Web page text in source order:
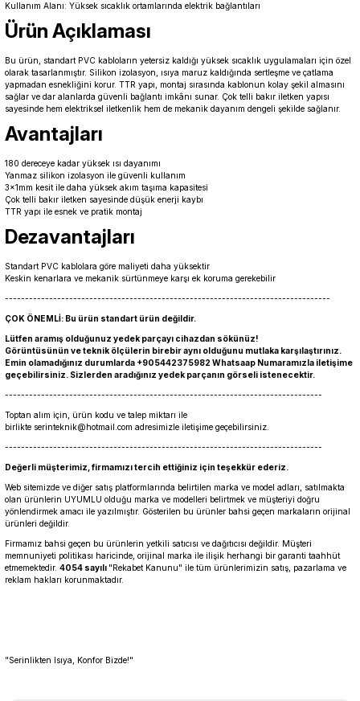
Kullanım Alanı: Yüksek sıcaklık ortamlarında elektrik bağlantıları
Ürün Açıklaması
Bu ürün, standart PVC kabloların yetersiz kaldığı yüksek sıcaklık uygulamaları için özel
olarak tasarlanmıştır. Silikon izolasyon, ısıya maruz kaldığında sertleşme ve çatlama
yapmadan esnekliğini korur. TTR yapı, montaj sırasında kablonun kolay şekil almasını
sağlar ve dar alanlarda güvenli bağlantı imkânı sunar. Çok telli bakır iletken yapısı
sayesinde hem elektriksel iletkenlik hem de mekanik dayanım dengeli şekilde sağlanır.
Avantajları
180 dereceye kadar yüksek ısı dayanımı
Yanmaz silikon izolasyon ile güvenli kullanım
3x1mm kesit ile daha yüksek akım taşıma kapasitesi
Çok telli bakır iletken sayesinde düşük enerji kaybı
TTR yapı ile esnek ve pratik montaj
Dezavantajları
Standart PVC kablolara göre maliyeti daha yüksektir
Keskin kenarlara ve mekanik sürtünmeye karşı ek koruma gerekebilir
---------------------------------------------------------------------------------
ÇOK ÖNEMLİ: Bu ürün standart ürün değildir.
Lütfen aramış olduğunuz yedek parçayı cihazdan sökünüz!
Görüntüsünün ve teknik ölçülerin birebir aynı olduğunu mutlaka karşılaştırınız.
Emin olamadığınız durumlarda +905442375982 Whatsaap Numaramızla iletişime
geçebilirsiniz. Sizlerden aradığınız yedek parçanın görseli istenecektir.
-------------------------------------------------------------------------------
Toptan alım için, ürün kodu ve talep miktarı ile
birlikte serinteknik@hotmail.com adresimizle iletişime geçebilirsiniz.
-------------------------------------------------------------------------------
Değerli müşterimiz, firmamızı tercih ettiğiniz için teşekkür ederiz.
Web sitemizde ve diğer satış platformlarında belirtilen marka ve model adları, satılmakta
olan ürünlerin UYUMLU olduğu marka ve modelleri belirtmek ve müşteriyi doğru
yönlendirmek amacı ile yazılmıştır. Gösterilen bu ürünler bahsi geçen markaların orijinal
ürünleri değildir.
Firmamız bahsi geçen bu ürünlerin yetkili satıcısı ve dağıtıcısı değildir. Müşteri
memnuniyeti politikası haricinde, orijinal marka ile ilişik herhangi bir garanti taahhüt
etmemektedir. 4054 sayılı "Rekabet Kanunu" ile tüm ürünlerimizin satış, pazarlama ve
reklam hakları korunmaktadır.
"Serinlikten Isıya, Konfor Bizde!"